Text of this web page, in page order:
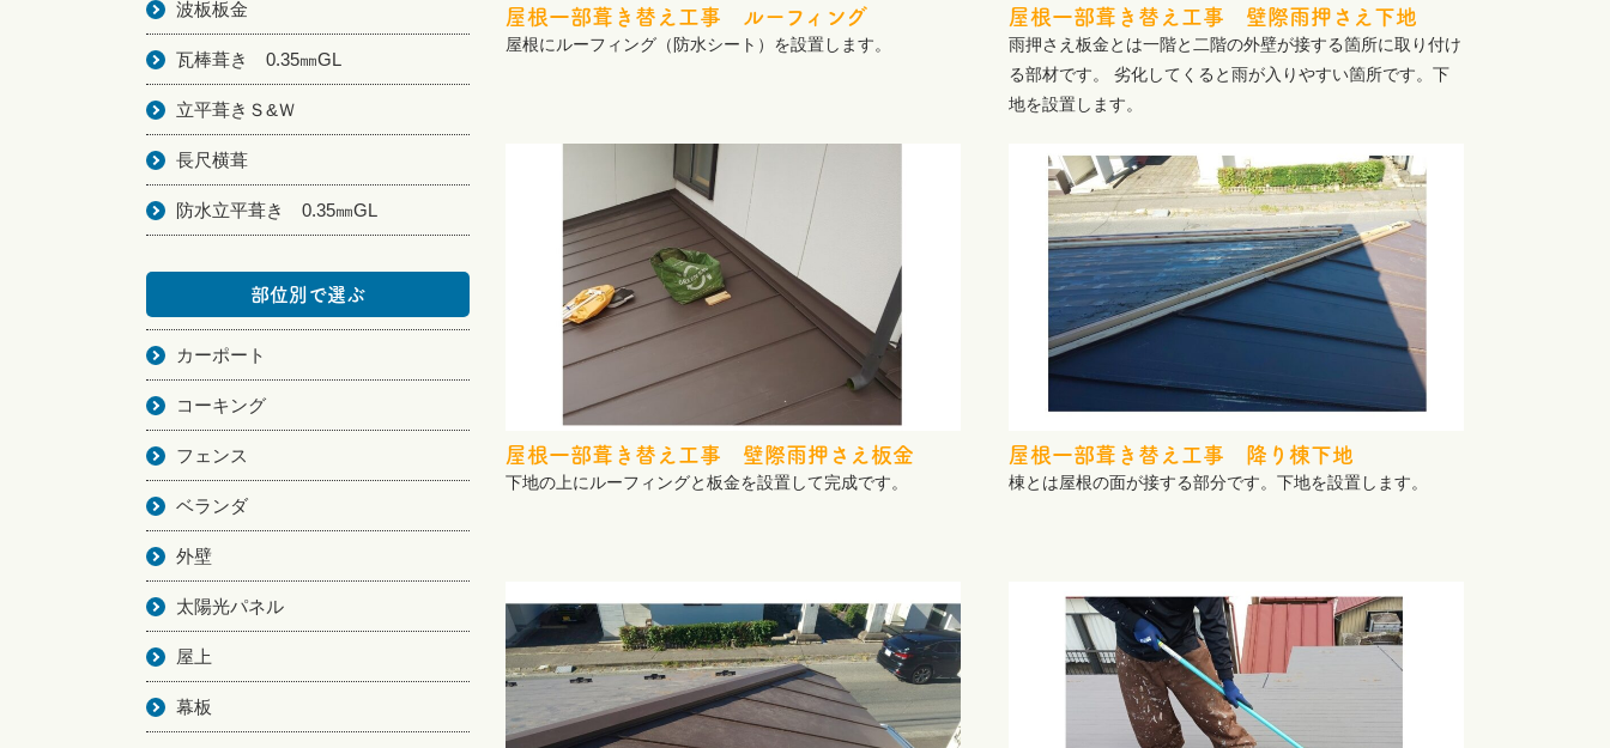
屋根一部葺き替え工事 ルーフィング
屋根にルーフィング（防水シート）を設置します。
屋根一部葺き替え工事 壁際雨押さえ下地
雨押さえ板金とは一階と二階の外壁が接する箇所に取り付け
る部材です。 劣化してくると雨が入りやすい箇所です。下
地を設置します。
屋根一部葺き替え工事 壁際雨押さえ板金
下地の上にルーフィングと板金を設置して完成です。
屋根一部葺き替え工事 降り棟下地
棟とは屋根の面が接する部分です。下地を設置します。
波板板金
瓦棒葺き 0.35㎜GL
立平葺きＳ&Ｗ
長尺横葺
防水立平葺き 0.35㎜GL
部位別で選ぶ
カーポート
コーキング
フェンス
ベランダ
外壁
太陽光パネル
屋上
幕板